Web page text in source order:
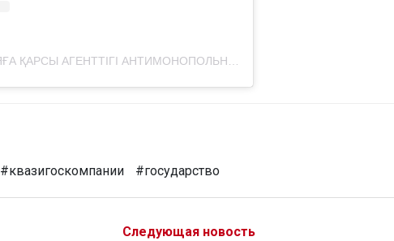
#квазигоскомпании #государство
Следующая новость